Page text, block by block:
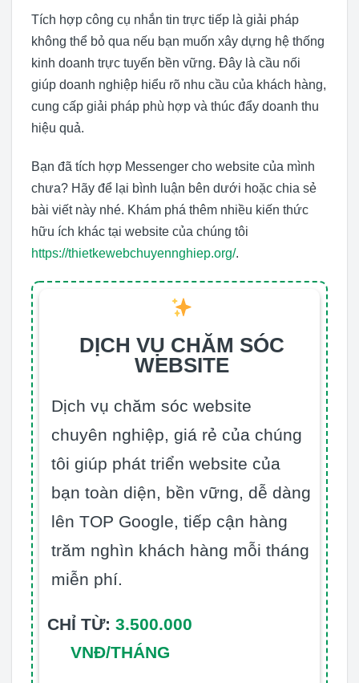
Tích hợp công cụ nhắn tin trực tiếp là giải pháp
không thể bỏ qua nếu bạn muốn xây dựng hệ thống
kinh doanh trực tuyến bền vững. Đây là cầu nối
giúp doanh nghiệp hiểu rõ nhu cầu của khách hàng,
cung cấp giải pháp phù hợp và thúc đẩy doanh thu
hiệu quả.
Bạn đã tích hợp Messenger cho website của mình
chưa? Hãy để lại bình luận bên dưới hoặc chia sẻ
bài viết này nhé. Khám phá thêm nhiều kiến thức
hữu ích khác tại website của chúng tôi
https://thietkewebchuyennghiep.org/.
DỊCH VỤ CHĂM SÓC
WEBSITE
Dịch vụ chăm sóc website
chuyên nghiệp, giá rẻ của chúng
tôi giúp phát triển website của
bạn toàn diện, bền vững, dễ dàng
lên TOP Google, tiếp cận hàng
trăm nghìn khách hàng mỗi tháng
miễn phí.
CHỈ TỪ: 3.500.000
VNĐ/THÁNG